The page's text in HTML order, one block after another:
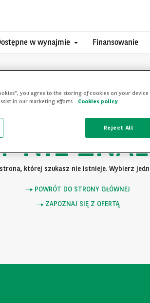
w wynajmie Finansowanie
NIE
której szukasz nie istnieje. Wybierz
POWRÓT DO STRONY GŁÓWNEJ
ZAPOZNAJ SIĘ Z OFERTĄ
you agree to the storing of cookies on your
in our marketing efforts.
Cookies policy
Reject All